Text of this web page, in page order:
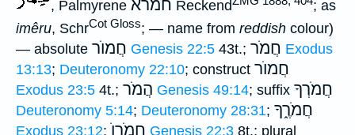
, Palmyrene חמרא Reckend
; as
imêru, SchrCot Gloss; — name from reddish colour)
— absolute חֲמוֺר Genesis 22:5 43t.; חֲמֹר Exodus
13:13; Deuteronomy 22:10; construct חֲמוֺר
Exodus 23:5 4t.; הֲמֹר Genesis 49:14; suffix חֲמֹרְךָ
Deuteronomy 5:14; Deuteronomy 28:31; חֲמֹרֶ֑ךָ
Exodus 23:12; חֲמֹרוֺ Genesis 22:3 8t.; plural